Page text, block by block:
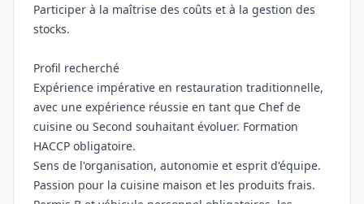
Participer à la maîtrise des coûts et à la gestion des
stocks.
Profil recherché
Expérience impérative en restauration traditionnelle,
avec une expérience réussie en tant que Chef de
cuisine ou Second souhaitant évoluer. Formation
HACCP obligatoire.
Sens de l'organisation, autonomie et esprit d'équipe.
Passion pour la cuisine maison et les produits frais.